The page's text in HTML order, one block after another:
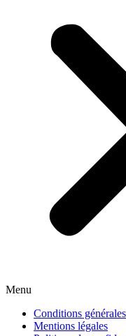
Menu
Conditions générales
Mentions légales